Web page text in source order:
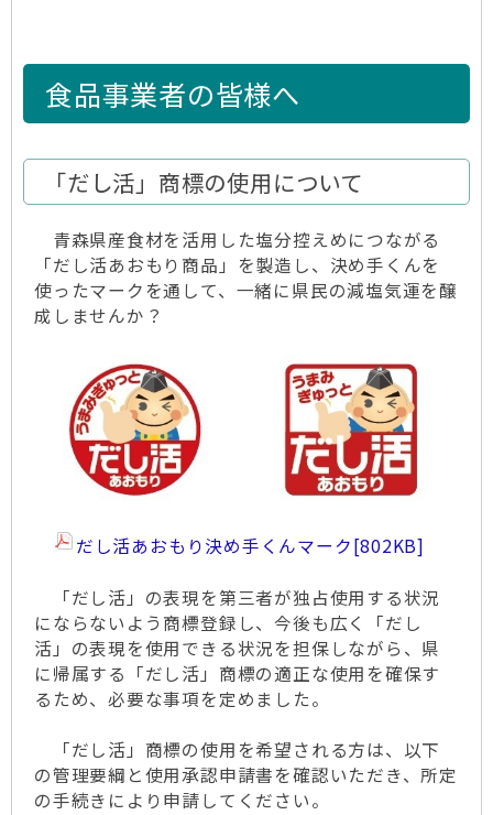
食品事業者の皆様へ
「だし活」商標の使用について
青森県産食材を活用した塩分控えめにつながる
「だし活あおもり商品」を製造し、決め手くんを
使ったマークを通して、一緒に県民の減塩気運を醸
成しませんか？
だし活あおもり決め手くんマーク[802KB]
「だし活」の表現を第三者が独占使用する状況
にならないよう商標登録し、今後も広く「だし
活」の表現を使用できる状況を担保しながら、県
に帰属する「だし活」商標の適正な使用を確保す
るため、必要な事項を定めました。
「だし活」商標の使用を希望される方は、以下
の管理要綱と使用承認申請書を確認いただき、所定
の手続きにより申請してください。